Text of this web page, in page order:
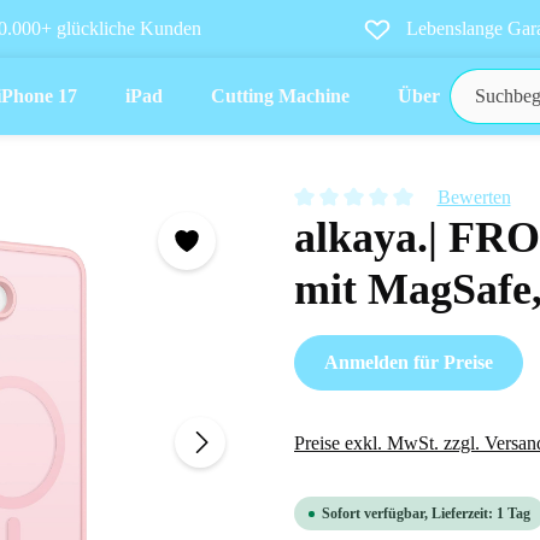
glückliche Kunden Lebenslange
17 iPad Cutting Machine Über uns
Durchschnittliche Bewertung
Bewerten
alkaya.|
mit
Anmelden für Preise
Preise exkl. MwSt. zzgl.
Sofort verfügbar, Lieferzeit: 1 Tag